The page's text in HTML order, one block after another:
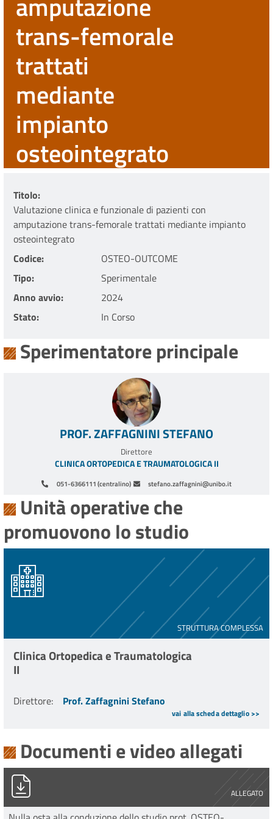
trans-femorale
trattati
mediante
impianto
osteointegrato
Titolo
Valutazione clinica e funzionale di pazienti con
amputazione trans-femorale trattati mediante impianto
osteointegrato
Codice
OSTEO-OUTCOME
Tipo
Sperimentale
Anno avvio
2024
Stato
In Corso
Sperimentatore principale
051-6366111 (centralino) stefano.zaffagnini@unibo.it
PROF. ZAFFAGNINI STEFANO
Direttore
CLINICA ORTOPEDICA E TRAUMATOLOGICA II
Unità operative che
promuovono lo studio
STRUTTURA COMPLESSA
Clinica Ortopedica e Traumatologica
II
Direttore: Prof. Zaffagnini Stefano
vai alla scheda dettaglio >>
Documenti e video allegati
ALLEGATO
PG0016786_2024_Stampa_unica.pdf